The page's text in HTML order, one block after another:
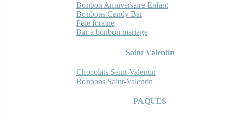
Bonbon Anniversaire Enfant
Bonbons Candy Bar
Fête foraine
Bar à bonbon mariage
Saint Valentin
Chocolats Saint-Valentin
Bonbons Saint-Valentin
PAQUES